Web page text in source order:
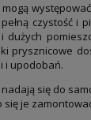
czystość i
dużych
prysznicowe
i upodobań.
nadają się do
się je